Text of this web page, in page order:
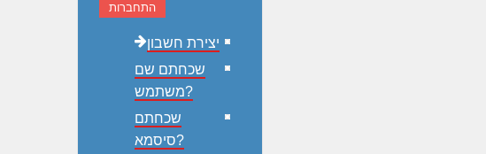
התחברות
יצירת חשבון
שכחתם שם
משתמש?
שכחתם
סיסמא?